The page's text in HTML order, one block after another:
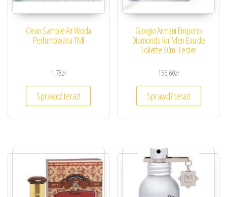
Clean Sample Air Woda
Perfumowana 1Ml
1,78zł
Sprawdź teraz!
Giorgio Armani Emporio
Diamonds for Men Eau de
Toilette 30ml Tester
156,60zł
Sprawdź teraz!